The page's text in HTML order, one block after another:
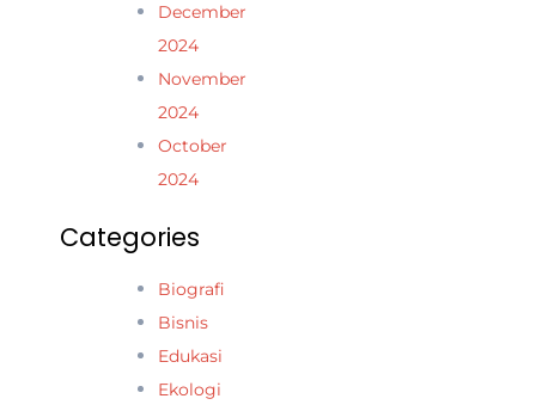
December
2024
November
2024
October
2024
Categories
Biografi
Bisnis
Edukasi
Ekologi